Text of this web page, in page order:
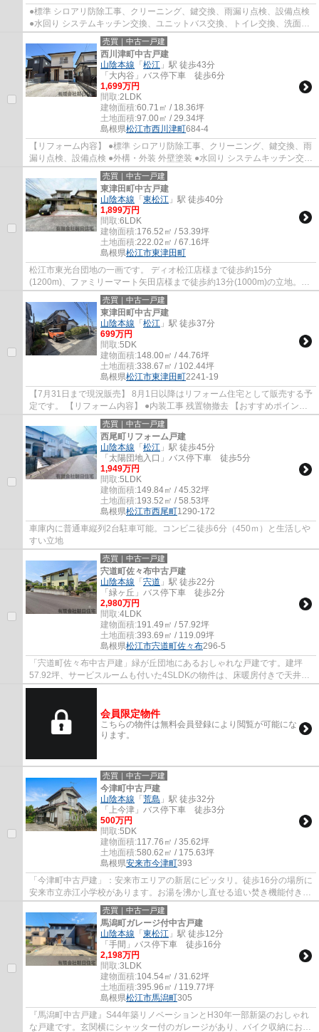
●標準 シロアリ防除工事、クリーニング、鍵交換、雨漏り点検、設備点検
●水回り システムキッチン交換、ユニットバス交換、トイレ交換、洗面化
粧台交換 ・雨漏り、構造上主要な部分の...
売買｜中古一戸建
西川津町中古戸建
山陰本線 「松江 」駅 徒歩43分
「大内谷」バス停下車 徒歩6分
1,699万円
間取:2LDK
建物面積:60.71㎡ / 18.36坪
土地面積:97.00㎡ / 29.34坪
島根県松江市西川津町684-4
【リフォーム内容】 ●標準 シロアリ防除工事、クリーニング、鍵交換、雨
漏り点検、設備点検 ●外構・外装 外壁塗装 ●水回り システムキッチン交
換、ユニットバス交換、トイレ交換、洗面...
売買｜中古一戸建
東津田町中古戸建
山陰本線 「東松江 」駅 徒歩40分
1,899万円
間取:6LDK
建物面積:176.52㎡ / 53.39坪
土地面積:222.02㎡ / 67.16坪
島根県松江市東津田町
松江市東光台団地の一画です。 ディオ松江店様まで徒歩約15分
(1200m)、ファミリーマート矢田店様まで徒歩約13分(1000m)の立地。
6LDKのゆったりとした間取りなので、大家族におススメ...
売買｜中古一戸建
東津田町中古戸建
山陰本線 「松江 」駅 徒歩37分
699万円
間取:5DK
建物面積:148.00㎡ / 44.76坪
土地面積:338.67㎡ / 102.44坪
島根県松江市東津田町2241-19
【7月31日まで現況販売】 8月1日以降はリフォーム住宅として販売する予
定です。 【リフォーム内容】 ●内装工事 残置物撤去 【おすすめポイン
ト】 ・シロアリ防除工事施工後5年間保証...
売買｜中古一戸建
西尾町リフォーム戸建
山陰本線 「松江 」駅 徒歩45分
「太陽団地入口」バス停下車 徒歩5分
1,949万円
間取:5LDK
建物面積:149.84㎡ / 45.32坪
土地面積:193.52㎡ / 58.53坪
島根県松江市西尾町1290-172
車庫内に普通車縦列2台駐車可能。コンビニ徒歩6分（450ｍ）と生活しや
すい立地
売買｜中古一戸建
宍道町佐々布中古戸建
山陰本線 「宍道 」駅 徒歩22分
「緑ヶ丘」バス停下車 徒歩2分
2,980万円
間取:4LDK
建物面積:191.49㎡ / 57.92坪
土地面積:393.69㎡ / 119.09坪
島根県松江市宍道町佐々布296-5
「宍道町佐々布中古戸建」緑が丘団地にあるおしゃれな戸建です。建坪
57.92坪、サービスルームも付いた4SLDKの物件は、床暖房付きで天井も
高く優雅な空間が広がっています。宍道小学校...
会員限定物件
こちらの物件は無料会員登録により閲覧が可能にな
ります。
売買｜中古一戸建
今津町中古戸建
山陰本線 「荒島 」駅 徒歩32分
「上今津」バス停下車 徒歩3分
500万円
間取:5DK
建物面積:117.76㎡ / 35.62坪
土地面積:580.62㎡ / 175.63坪
島根県安来市今津町393
「今津町中古戸建」：安来市エリアの新居にピッタリ。徒歩16分の場所に
安来市立赤江小学校があります。お湯を沸かし直せる追い焚き機能付きで
す。洗面台付きで朝の身支度も困りません...
売買｜中古一戸建
馬潟町ガレージ付中古戸建
山陰本線 「東松江 」駅 徒歩12分
「手間」バス停下車 徒歩16分
2,198万円
間取:3LDK
建物面積:104.54㎡ / 31.62坪
土地面積:395.96㎡ / 119.77坪
島根県松江市馬潟町305
『馬潟町中古戸建』S44年築リノベーションとH30年一部新築のおしゃれ
な戸建です。玄関横にシャッター付のガレージがあり、バイク収納にお勧